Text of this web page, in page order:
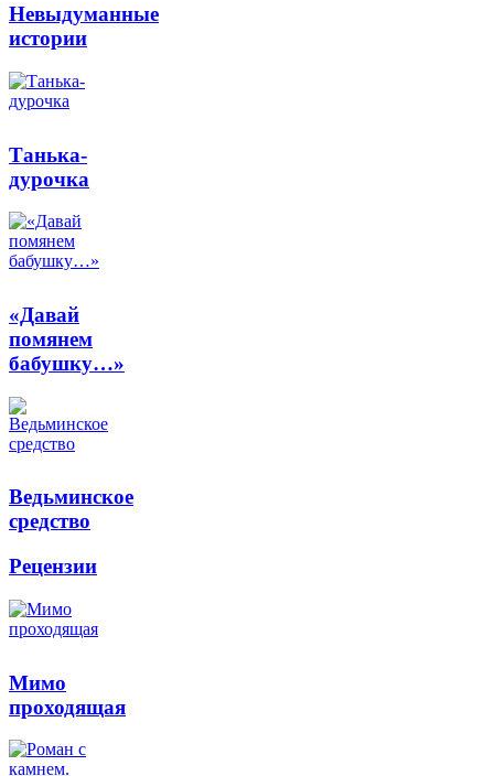
Невыдуманные
истории
Танька-
дурочка
«Давай
помянем
бабушку…»
Ведьминское
средство
Рецензии
Мимо
проходящая